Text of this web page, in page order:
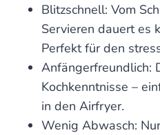
Blitzschnell: Vom
Servieren dauert es
Perfekt für den
Anfängerfreundlich:
Kochkenntnisse –
in den Airfryer.
Wenig Abwasch: